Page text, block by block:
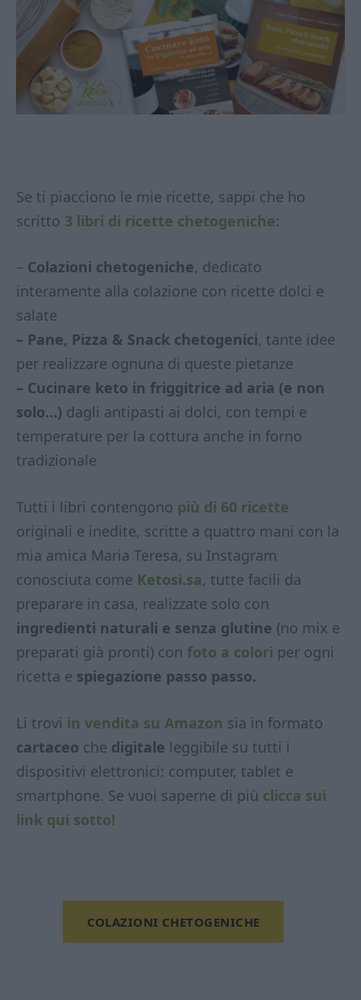
Se ti piacciono le mie ricette, sappi che ho
scritto 3 libri di ricette chetogeniche:
– Colazioni chetogeniche, dedicato
interamente alla colazione con ricette dolci e
salate
– Pane, Pizza & Snack chetogenici, tante idee
per realizzare ognuna di queste pietanze
– Cucinare keto in friggitrice ad aria (e non
solo…) dagli antipasti ai dolci, con tempi e
temperature per la cottura anche in forno
tradizionale
Tutti i libri contengono più di 60 ricette
originali e inedite, scritte a quattro mani con la
mia amica Maria Teresa, su Instagram
conosciuta come Ketosi.sa, tutte facili da
preparare in casa, realizzate solo con
ingredienti naturali e senza glutine (no mix e
preparati già pronti) con foto a colori per ogni
ricetta e spiegazione passo passo.
Li trovi in vendita su Amazon sia in formato
cartaceo che digitale leggibile su tutti i
dispositivi elettronici: computer, tablet e
smartphone. Se vuoi saperne di più clicca sui
link qui sotto!
COLAZIONI CHETOGENICHE